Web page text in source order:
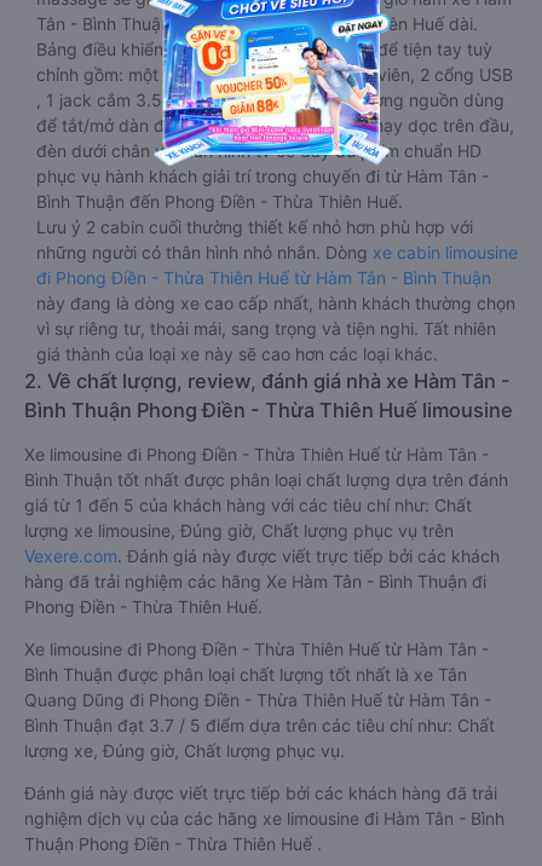
Tân - Bình Thuận đến Phong Điền - Thừa Thiên Huế dài.
Bảng điều khiển chính nằm ngay cạnh đầu để tiện tay tuỳ
chỉnh gồm: một cái nút to đùng để gọi tiếp viên, 2 cổng USB
, 1 jack cắm 3.5mm và 3 cái nút có biểu tượng nguồn dùng
để tắt/mở dàn đèn chính của buồng nằm chạy dọc trên đầu,
đèn dưới chân và màn hình tv có đầy đủ phim chuẩn HD
phục vụ hành khách giải trí trong chuyến đi từ Hàm Tân -
Bình Thuận đến Phong Điền - Thừa Thiên Huế.
Lưu ý 2 cabin cuối thường thiết kế nhỏ hơn phù hợp với
những người có thân hình nhỏ nhắn. Dòng xe cabin limousine
đi Phong Điền - Thừa Thiên Huế từ Hàm Tân - Bình Thuận
này đang là dòng xe cao cấp nhất, hành khách thường chọn
vì sự riêng tư, thoải mái, sang trọng và tiện nghi. Tất nhiên
giá thành của loại xe này sẽ cao hơn các loại khác.
2. Về chất lượng, review, đánh giá nhà xe Hàm Tân -
Bình Thuận Phong Điền - Thừa Thiên Huế limousine
Xe limousine đi Phong Điền - Thừa Thiên Huế từ Hàm Tân -
Bình Thuận tốt nhất được phân loại chất lượng dựa trên đánh
giá từ 1 đến 5 của khách hàng với các tiêu chí như: Chất
lượng xe limousine, Đúng giờ, Chất lượng phục vụ trên
Vexere.com. Đánh giá này được viết trực tiếp bởi các khách
hàng đã trải nghiệm các hãng Xe Hàm Tân - Bình Thuận đi
Phong Điền - Thừa Thiên Huế.
Xe limousine đi Phong Điền - Thừa Thiên Huế từ Hàm Tân -
Bình Thuận được phân loại chất lượng tốt nhất là xe Tân
Quang Dũng đi Phong Điền - Thừa Thiên Huế từ Hàm Tân -
Bình Thuận đạt 3.7 / 5 điểm dựa trên các tiêu chí như: Chất
lượng xe, Đúng giờ, Chất lượng phục vụ.
Đánh giá này được viết trực tiếp bởi các khách hàng đã trải
nghiệm dịch vụ của các hãng xe limousine đi Hàm Tân - Bình
Thuận Phong Điền - Thừa Thiên Huế .